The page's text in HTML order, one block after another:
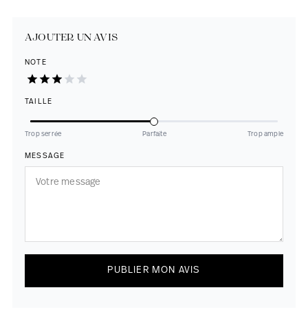
AJOUTER UN AVIS
NOTE
TAILLE
Trop serrée Parfaite Trop ample
MESSAGE
PUBLIER MON AVIS